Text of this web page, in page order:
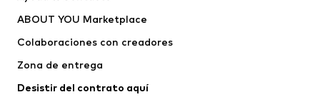
Vestidos
Camisetas y tops
Chaquetas
Jerséis y punto
Ropa interior
Abrigos
ABOUT YOU Marketplace
Colaboraciones con creadores
Zona de entrega
Desistir del contrato aquí